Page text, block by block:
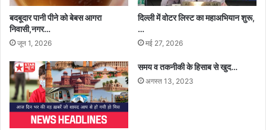
बदबूदार पानी पीने को बेबस आगरा
निवासी,नगर…
जून 1, 2026
दिल्ली में वोटर लिस्ट का महाअभियान शुरू,
…
मई 27, 2026
समय व तकनीकी के हिसाब से खुद…
अगस्त 13, 2023